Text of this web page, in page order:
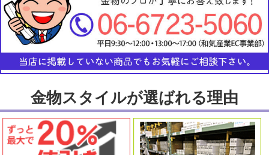
金物スタイルが選ばれる理由